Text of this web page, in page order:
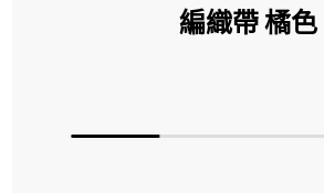
編織帶 橘色